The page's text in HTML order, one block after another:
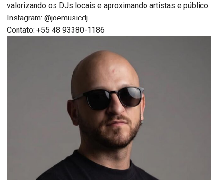
valorizando os DJs locais e aproximando artistas e público.
Instagram: @joemusicdj
Contato: +55 48 93380-1186